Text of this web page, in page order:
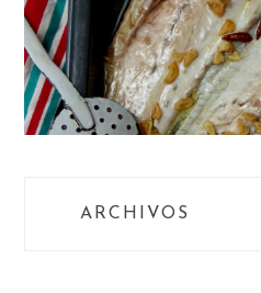
ARCHIVOS